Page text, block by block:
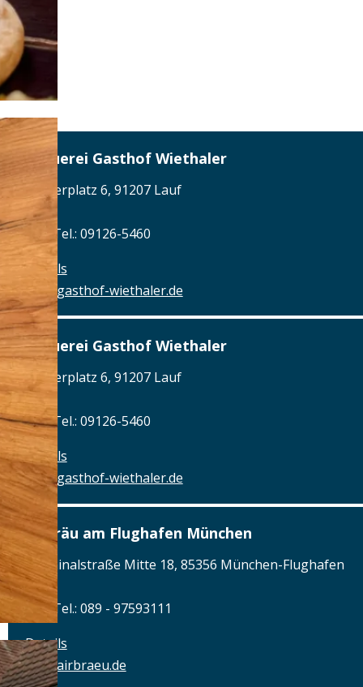
Brauerei Gasthof Wiethaler
Welserplatz 6, 91207 Lauf
Tel.: Tel.: 09126-5460
Details
www.gasthof-wiethaler.de
Brauerei Gasthof Wiethaler
Welserplatz 6, 91207 Lauf
Tel.: Tel.: 09126-5460
Details
www.gasthof-wiethaler.de
Airbräu am Flughafen München
Terminalstraße Mitte 18, 85356 München-Flughafen
Tel.: Tel.: 089 - 97593111
Details
www.airbraeu.de